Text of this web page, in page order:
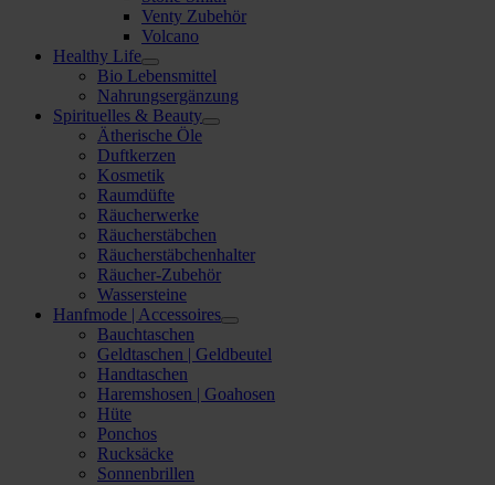
Venty Zubehör
Volcano
Healthy Life
Bio Lebensmittel
Nahrungsergänzung
Spirituelles & Beauty
Ätherische Öle
Duftkerzen
Kosmetik
Raumdüfte
Räucherwerke
Räucherstäbchen
Räucherstäbchenhalter
Räucher-Zubehör
Wassersteine
Hanfmode | Accessoires
Bauchtaschen
Geldtaschen | Geldbeutel
Handtaschen
Haremshosen | Goahosen
Hüte
Ponchos
Rucksäcke
Sonnenbrillen